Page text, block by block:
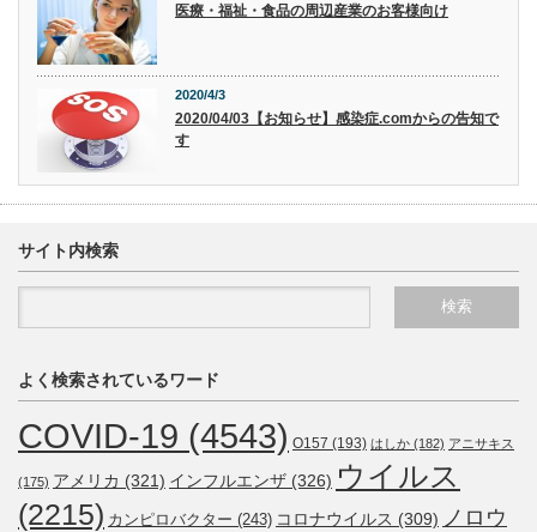
医療・福祉・食品の周辺産業のお客様向け
2020/4/3
2020/04/03【お知らせ】感染症.comからの告知で
す
サイト内検索
よく検索されているワード
COVID-19 (4543) O157 (193) はしか (182) アニサキス
(175) アメリカ (321) インフルエンザ (326) ウイルス
(2215) カンピロバクター (243) コロナウイルス (309) ノロウ